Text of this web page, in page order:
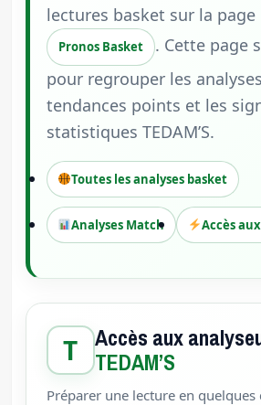
lectures basket sur la page
Pronos Basket
. Cette page
pour regrouper les
tendances points et les
statistiques TEDAM’S.
Toutes les analyses basket
Analyses Match Accès
T Accès aux
TEDAM’S
Préparer une lecture en quelques